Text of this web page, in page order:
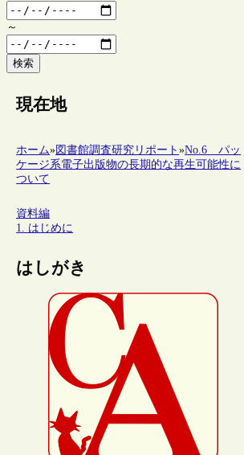
～
検索
現在地
ホーム»図書館調査研究リポート»No.6 パッ
ケージ系電子出版物の長期的な再生可能性に
ついて
資料編
1. はじめに
はしがき